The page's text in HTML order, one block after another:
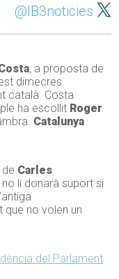
@IB3noticies
, a proposta de
dimecres
català. Costa
ha escollit Roger
Catalunya
de Carles
li donarà suport si
que no volen un
del Parlament